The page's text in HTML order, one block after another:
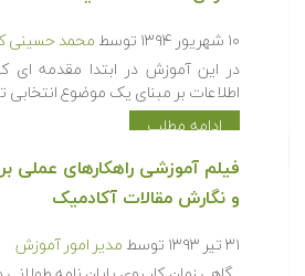
۱۰ شهریور ۱۳۹۴ توسط محمد حسینی
در این آموزش در ابتدا مقدمه ای
اطلاعات بر مبنای یک موضوع
ادامه مطلب
فیلم آموزشی راهکارهای عملی
و نگارش مقالات آکادمیک
۳۱ تیر ۱۳۹۳ توسط مدیر امور آموزش